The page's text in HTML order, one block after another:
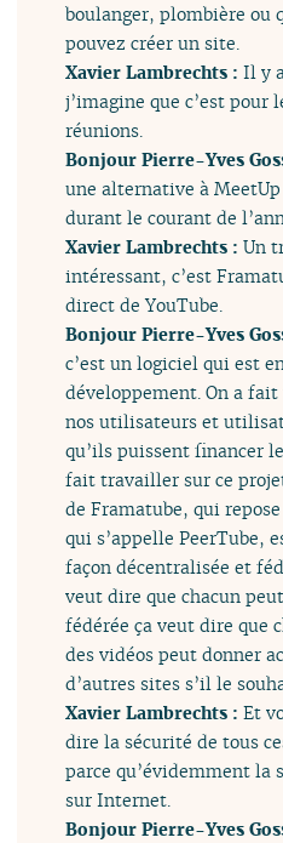
boulanger, plombière ou
pouvez créer un site.
Xavier Lambrechts :Il y
j’imagine que c’est pour
réunions.
Bonjour Pierre-Yves
une alternative à
durant le courant de
Xavier Lambrechts :Un
intéressant, c’est
direct de YouTube.
Bonjour Pierre-Yves
c’est un logiciel qui est
développement. On a
nos utilisateurs et
qu’ils puissent financer
fait travailler sur ce
de Framatube, qui
qui s’appelle PeerTube,
façon décentralisée et
veut dire que chacun
fédérée ça veut dire que
des vidéos peut donner
d’autres sites s’il le
Xavier Lambrechts :Et
dire la sécurité de tous
parce qu’évidemment la
sur Internet.
Bonjour Pierre-Yves